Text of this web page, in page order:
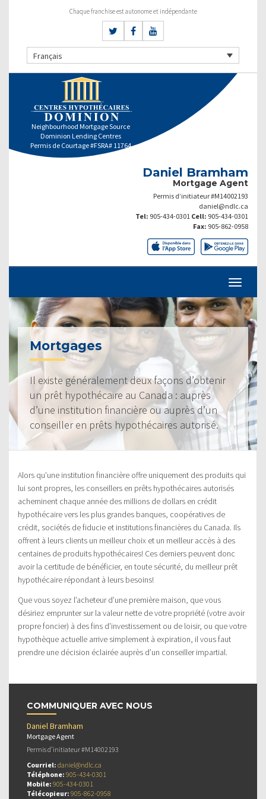
Chaque franchise est autonome et indépendante
Français
Neighbourhood Mortgage Source
Dominion Lending Centres
Permis de Courtage #FSRA# 11764
Daniel Bramham
Mortgage Agent
Permis d’initiateur #M14002193
daniel@ndlc.ca
Tel: 905-434-0301 Cell: 905-434-0301
Fax: 905-862-0958
Mortgages
Il existe généralement deux façons d’obtenir
un prêt hypothécaire au Canada : auprès
d’une institution financière ou auprès d’un
conseiller en prêts hypothécaires autorisé.
Alors qu’une institution financière offre uniquement des produits qui
lui sont propres, les conseillers en prêts hypothécaires autorisés
acheminent chaque année des millions de dollars en crédit
hypothécaire vers les plus grandes banques, coopératives de
crédit, sociétés de fiducie et institutions financières du Canada. Ils
offrent à leurs clients un meilleur choix et un meilleur accès à des
centaines de produits hypothécaires! Ces derniers peuvent donc
avoir la certitude de bénéficier, en toute sécurité, du meilleur prêt
hypothécaire répondant à leurs besoins!
Que vous soyez l’acheteur d’une première maison, que vous
désiriez emprunter sur la valeur nette de votre propriété (votre avoir
propre foncier) à des fins d’investissement ou de loisir, ou que votre
hypothèque actuelle arrive simplement à expiration, il vous faut
prendre une décision éclairée auprès d’un conseiller impartial.
COMMUNIQUER AVEC NOUS
Daniel Bramham
Mortgage Agent
Permis d’initiateur #M14002193
Courriel: daniel@ndlc.ca
Téléphone: 905-434-0301
Mobile: 905-434-0301
Télécopieur: 905-862-0958